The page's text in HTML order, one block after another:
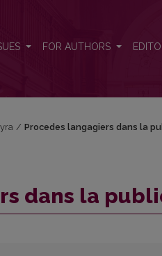
FOR AUTHORS
/ Procedes langagiers dans la
dans la